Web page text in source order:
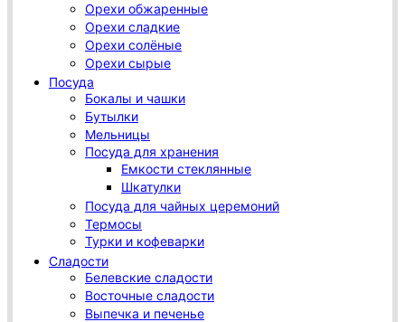
Орехи обжаренные
Орехи сладкие
Орехи солёные
Орехи сырые
Посуда
Бокалы и чашки
Бутылки
Мельницы
Посуда для хранения
Емкости стеклянные
Шкатулки
Посуда для чайных церемоний
Термосы
Турки и кофеварки
Сладости
Белевские сладости
Восточные сладости
Выпечка и печенье